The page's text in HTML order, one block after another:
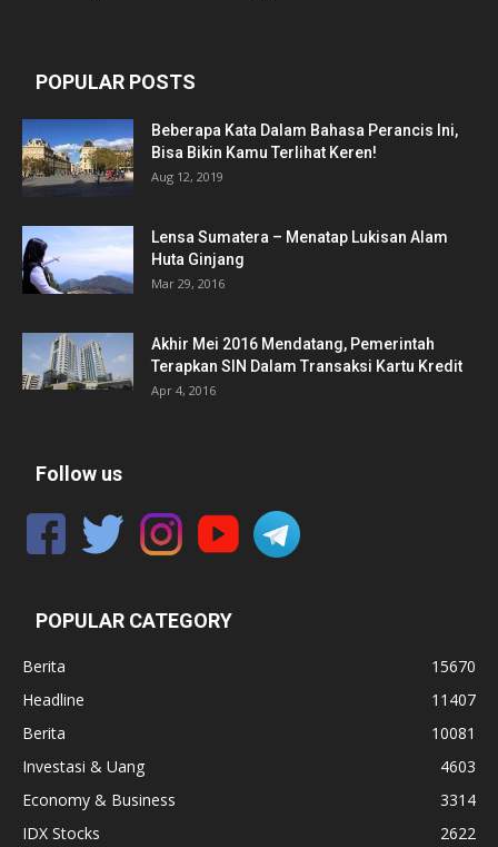
POPULAR POSTS
Beberapa Kata Dalam Bahasa Perancis Ini,
Bisa Bikin Kamu Terlihat Keren!
Aug 12, 2019
Lensa Sumatera – Menatap Lukisan Alam
Huta Ginjang
Mar 29, 2016
Akhir Mei 2016 Mendatang, Pemerintah
Terapkan SIN Dalam Transaksi Kartu Kredit
Apr 4, 2016
Follow us
POPULAR CATEGORY
Berita
15670
Headline
11407
Berita
10081
Investasi & Uang
4603
Economy & Business
3314
IDX Stocks
2622